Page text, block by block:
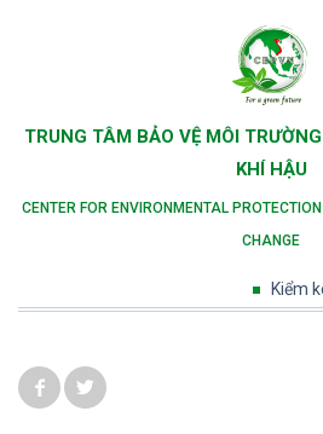
TRUNG TÂM BẢO VỆ MÔI
KHÍ HẬU
CENTER FOR ENVIRONMENTAL
CHANGE
Kiểm kê